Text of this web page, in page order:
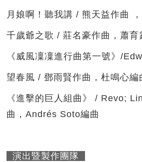
月娘啊！聽我講 / 熊天益作曲
千歲爺之歌 / 莊名豪作曲，蕭育
《威風凜凜進行曲第一號》/
望春風 / 鄧雨賢作曲，杜鳴心編
《進擊的巨人組曲》 / Revo;
曲，Andrés Soto編曲
演出暨製作團隊